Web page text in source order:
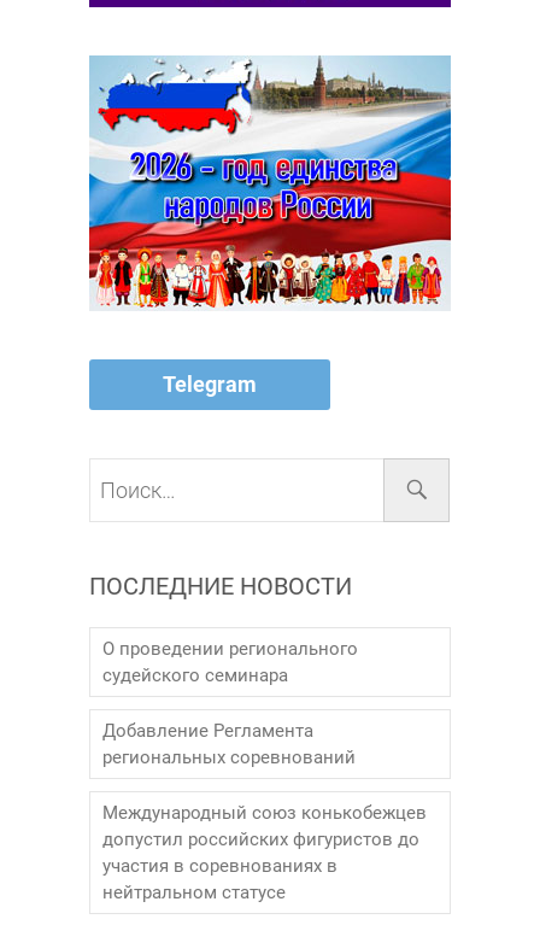
Telegram
ПОСЛЕДНИЕ НОВОСТИ
О проведении регионального
судейского семинара
Добавление Регламента
региональных соревнований
Международный союз конькобежцев
допустил российских фигуристов до
участия в соревнованиях в
нейтральном статусе